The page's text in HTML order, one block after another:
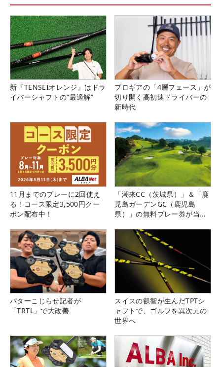
新『TENSEIオレンジ』はドラ
イバーシャフトの“最適解”
プロギアの「4層フェース」が
切り開く高初速ドライバーの
新時代
11月までのプレーに2回使え
る！コース限定3,500円クー
ポン配布中！
「潮来CC（茨城県）」＆「鹿
児島ガーデンGC（鹿児島
県）」の無料プレー券が当た
パターこじらせ記者が
「TRTL」で大改善
スイスの叡智が生んだTPTシ
ャフトで、ゴルフを異次元の
世界へ